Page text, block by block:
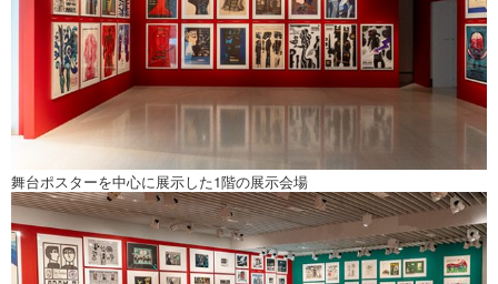
舞台ポスターを中心に展示した1階の展示会場